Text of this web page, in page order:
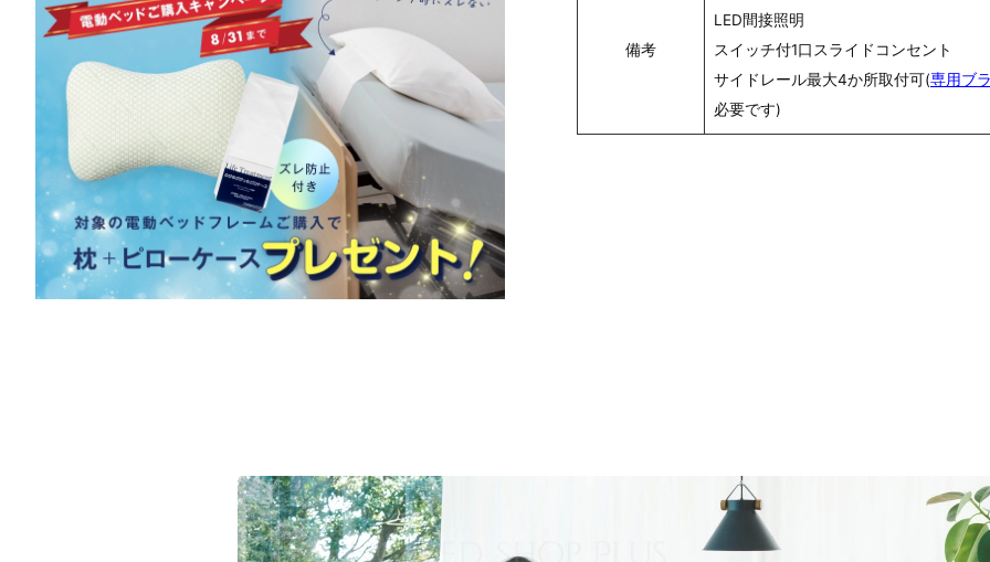
備考
LED間接照明
スイッチ付1口スライドコンセント
サイドレール最大4か所取付可(専用ブ
必要です)